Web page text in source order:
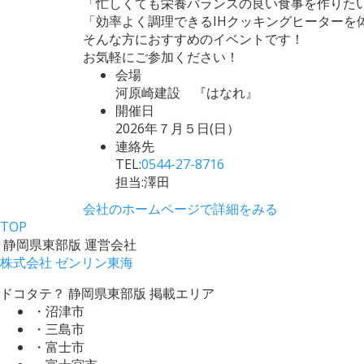
「効率よく調理できるIHクッキングヒーターを
そんな方におすすめのイベントです！
お気軽にご参加ください！
会場
河原崎建設 『はなれ』
開催日
2026年７月５日(日）
連絡先
TEL:0544-27-8716
担当:澤田
会社のホームページで詳細をみる
TOP
静岡県東部版 運営会社
株式会社 ゼンリン東海
ドコタテ？ 静岡県東部版 掲載エリア
・沼津市
・三島市
・富士市